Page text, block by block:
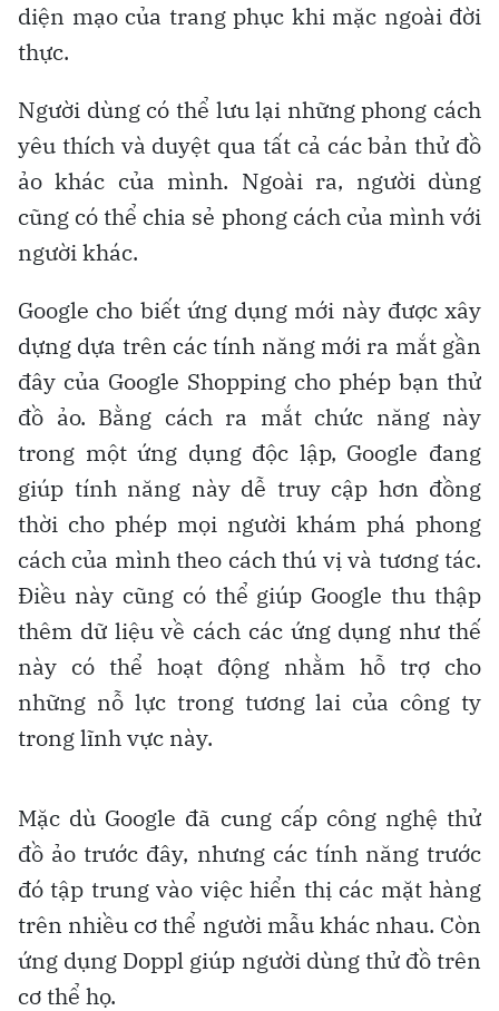
diện mạo của trang phục khi mặc ngoài đời
thực.
Người dùng có thể lưu lại những phong cách
yêu thích và duyệt qua tất cả các bản thử đồ
ảo khác của mình. Ngoài ra, người dùng
cũng có thể chia sẻ phong cách của mình với
người khác.
Google cho biết ứng dụng mới này được xây
dựng dựa trên các tính năng mới ra mắt gần
đây của Google Shopping cho phép bạn thử
đồ ảo. Bằng cách ra mắt chức năng này
trong một ứng dụng độc lập, Google đang
giúp tính năng này dễ truy cập hơn đồng
thời cho phép mọi người khám phá phong
cách của mình theo cách thú vị và tương tác.
Điều này cũng có thể giúp Google thu thập
thêm dữ liệu về cách các ứng dụng như thế
này có thể hoạt động nhằm hỗ trợ cho
những nỗ lực trong tương lai của công ty
trong lĩnh vực này.
Mặc dù Google đã cung cấp công nghệ thử
đồ ảo trước đây, nhưng các tính năng trước
đó tập trung vào việc hiển thị các mặt hàng
trên nhiều cơ thể người mẫu khác nhau. Còn
ứng dụng Doppl giúp người dùng thử đồ trên
cơ thể họ.